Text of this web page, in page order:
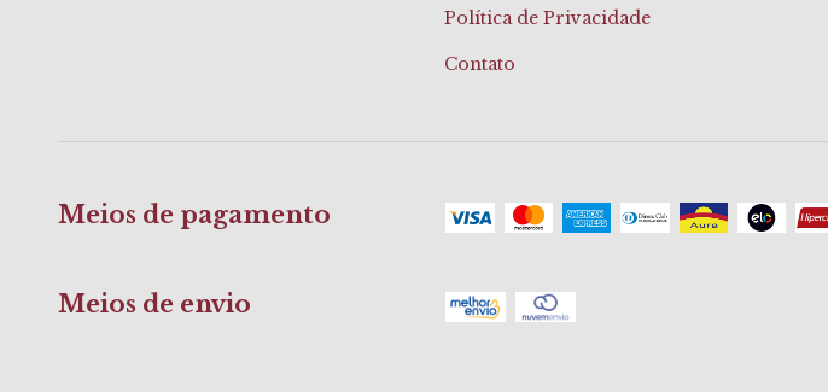
Política de Privacidade
Contato
Meios de pagamento
Meios de envio